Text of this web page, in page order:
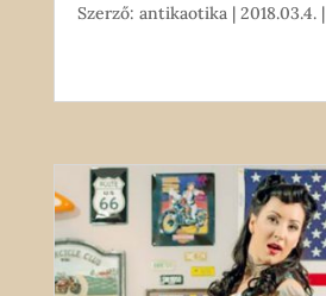
Szerző: antikaotika| 2018.03.4.|